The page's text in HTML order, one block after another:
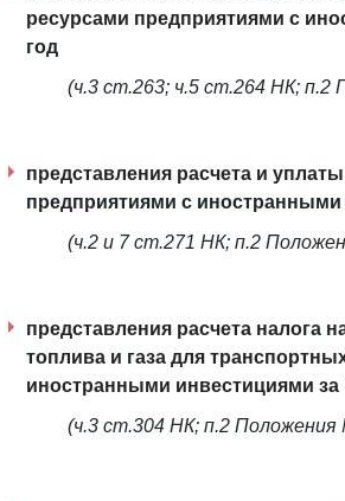
ресурсами предприятиями с
год
(ч.3 ст.263; ч.5 ст.264 НК;
представления расчета и
предприятиями с иностранными
(ч.2 и 7 ст.271 НК; п.2
представления расчета налога
топлива и газа для
иностранными инвестициями за
(ч.3 ст.304 НК; п.2